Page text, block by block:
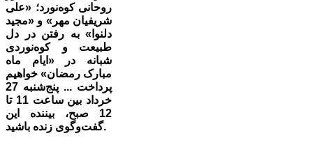
روحانی کوه‌نورد؛ «علی
شریفیان مهر» و «مجید
دلنوا» به رفتن در دل
طبیعت و کوه‌نوردی
شبانه در «ایام ماه
مبارک رمضان» خواهیم
پرداخت ... پنج‌شنبه 27
خرداد بین ساعت 11 تا
12 صبح، بیننده این
گفت‌وگوی زنده باشید.